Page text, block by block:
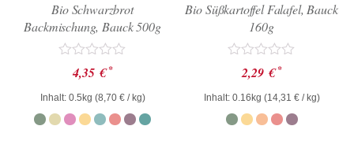
Bio Schwarzbrot
Backmischung, Bauck 500g
Bewertet
mit
0
von
5
4,35 € *
Inhalt: 0.5kg (8,70 €/ kg)
Bio Süßkartoffel Falafel, Bauck
160g
Bewertet
mit
0
von
5
2,29 € *
Inhalt: 0.16kg (14,31 €/ kg)